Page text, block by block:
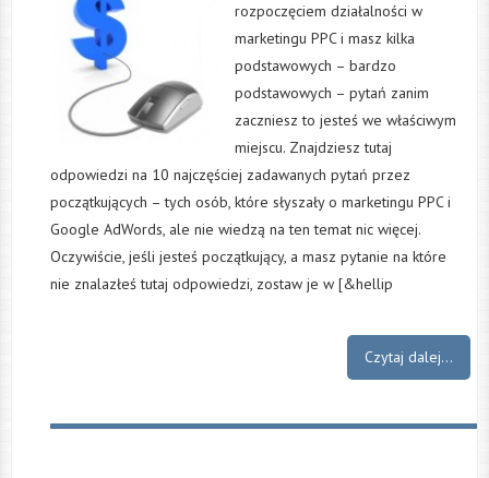
rozpoczęciem działalności w
marketingu PPC i masz kilka
podstawowych – bardzo
podstawowych – pytań zanim
zaczniesz to jesteś we właściwym
miejscu. Znajdziesz tutaj
odpowiedzi na 10 najczęściej zadawanych pytań przez
początkujących – tych osób, które słyszały o marketingu PPC i
Google AdWords, ale nie wiedzą na ten temat nic więcej.
Oczywiście, jeśli jesteś początkujący, a masz pytanie na które
nie znalazłeś tutaj odpowiedzi, zostaw je w [&hellip
Czytaj dalej...